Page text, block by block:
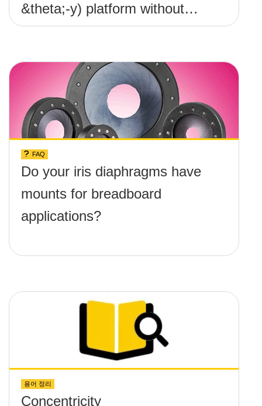
&theta;-y) platform without
any screws protruding up
FAQ
Do your iris diaphragms have
mounts for breadboard
applications?
용어 정리
Concentricity